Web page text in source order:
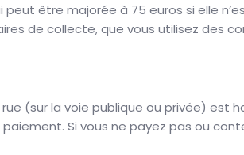
peut être majorée à 75 euros si elle
de collecte, que vous utilisez des
rue (sur la voie publique ou privée)
Si vous ne payez pas ou